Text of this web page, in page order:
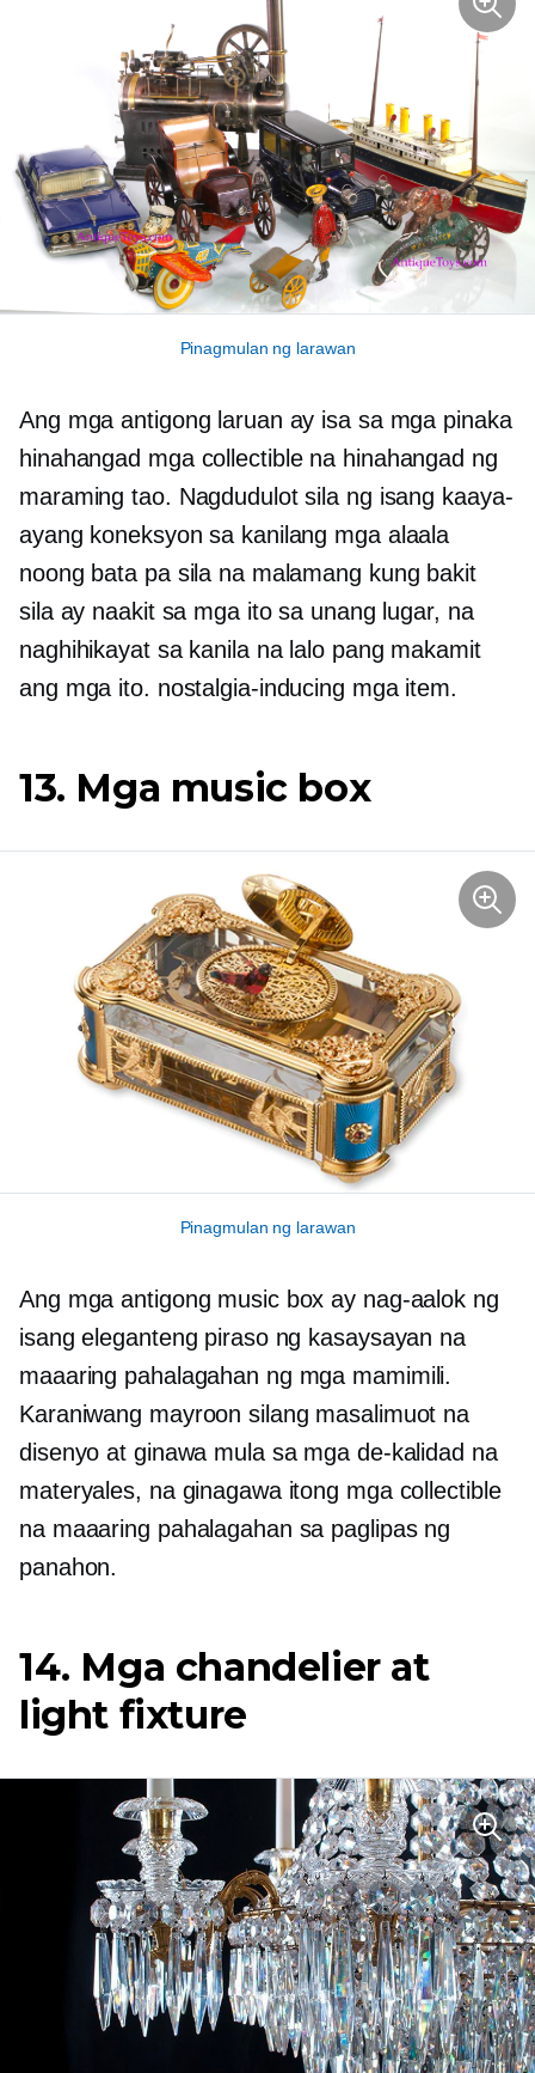
Pinagmulan ng larawan
Ang mga antigong laruan ay isa sa mga pinaka
hinahangad mga collectible na hinahangad ng
maraming tao. Nagdudulot sila ng isang kaaya-
ayang koneksyon sa kanilang mga alaala
noong bata pa sila na malamang kung bakit
sila ay naakit sa mga ito sa unang lugar, na
naghihikayat sa kanila na lalo pang makamit
ang mga ito. nostalgia-inducing mga item.
13. Mga music box
Pinagmulan ng larawan
Ang mga antigong music box ay nag-aalok ng
isang eleganteng piraso ng kasaysayan na
maaaring pahalagahan ng mga mamimili.
Karaniwang mayroon silang masalimuot na
disenyo at ginawa mula sa mga de-kalidad na
materyales, na ginagawa itong mga collectible
na maaaring pahalagahan sa paglipas ng
panahon.
14. Mga chandelier at
light fixture